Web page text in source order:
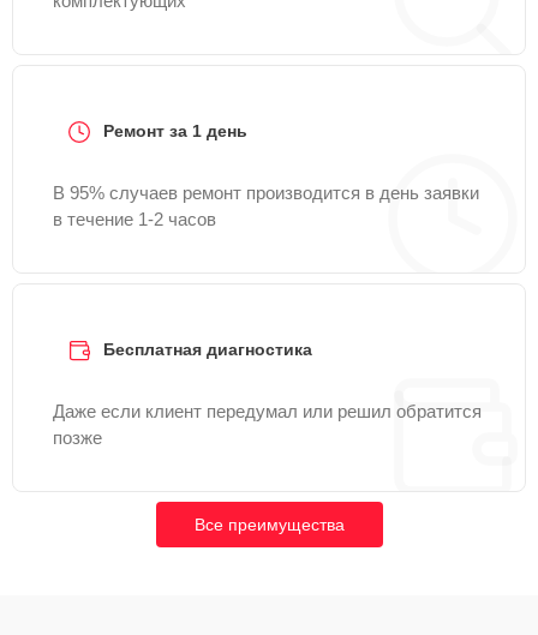
Ремонт за 1 день
В 95% случаев ремонт производится в день заявки
в течение 1-2 часов
Бесплатная диагностика
Даже если клиент передумал или решил обратится
позже
Все преимущества